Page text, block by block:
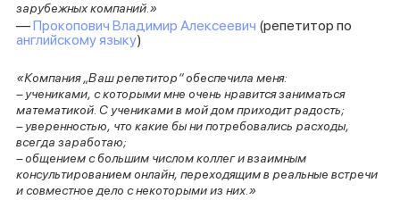
зарубежных компаний.»
—Прокопович Владимир Алексеевич (репетитор по
английскому языку)
«Компания „Ваш репетитор“ обеспечила меня:
– учениками, с которыми мне очень нравится заниматься
математикой. С учениками в мой дом приходит радость;
– уверенностью, что какие бы ни потребовались расходы,
всегда заработаю;
– общением с большим числом коллег и взаимным
консультированием онлайн, переходящим в реальные встречи
и совместное дело с некоторыми из них.»